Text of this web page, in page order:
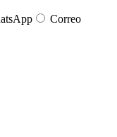
Correo